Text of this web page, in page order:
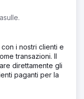
i nostri clienti e
transazioni. Il
direttamente gli
paganti per la